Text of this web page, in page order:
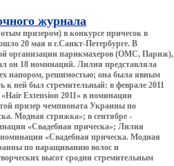
журнала
призером) в конкурсе причесок в
20 мая в г.Санкт-Петербурге. В
организации парикмахеров (ОМС, Париж),
он 18 номинаций. Лилия представляла
напором, решимостью; она была явным
ней был стремительный: в феврале 2011
Extension 2011» в номинации
призер чемпионата Украины по
Модная стрижка»; в сентябре -
«Свадебная прическа»; Лилия
«Свадебная прическа. Модная
по наращиванию волос и
высот сродни стремительным